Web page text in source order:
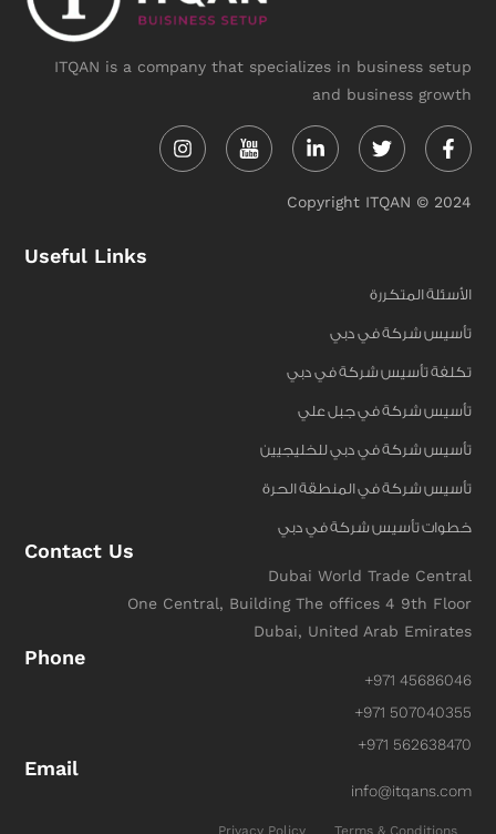
ITQAN is a company that specializes in business setup
and business growth
in f
Copyright ITQAN © 2024
Useful Links
الأسئلة المتكررة
تأسيس شركة في دبي
تكلفة تأسيس شركة في دبي
تأسيس شركة في جبل علي
تأسيس شركة في دبي للخليجيين
تأسيس شركة في المنطقة الحرة
خطوات تأسيس شركة في دبي
Contact Us
Dubai World Trade Central
One Central, Building The offices 4 9th Floor
Dubai, United Arab Emirates
Phone
+971 45686046
+971 507040355
+971 562638470
Email
info@itqans.com
Privacy Policy Terms & Conditions